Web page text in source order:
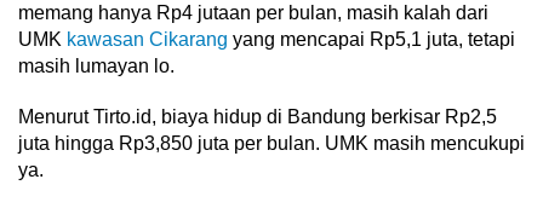
memang hanya Rp4 jutaan per bulan, masih kalah dari
UMK kawasan Cikarang yang mencapai Rp5,1 juta, tetapi
masih lumayan lo.
Menurut Tirto.id, biaya hidup di Bandung berkisar Rp2,5
juta hingga Rp3,850 juta per bulan. UMK masih mencukupi
ya.